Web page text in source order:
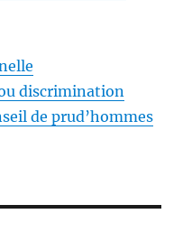
discrimination
de prud’hommes